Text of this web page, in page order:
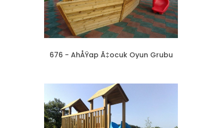
676 - AhÅŸap Ã‡ocuk Oyun Grubu